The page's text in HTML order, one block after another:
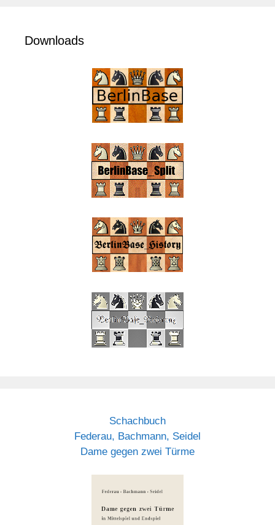
Downloads
Schachbuch
Federau, Bachmann, Seidel
Dame gegen zwei Türme